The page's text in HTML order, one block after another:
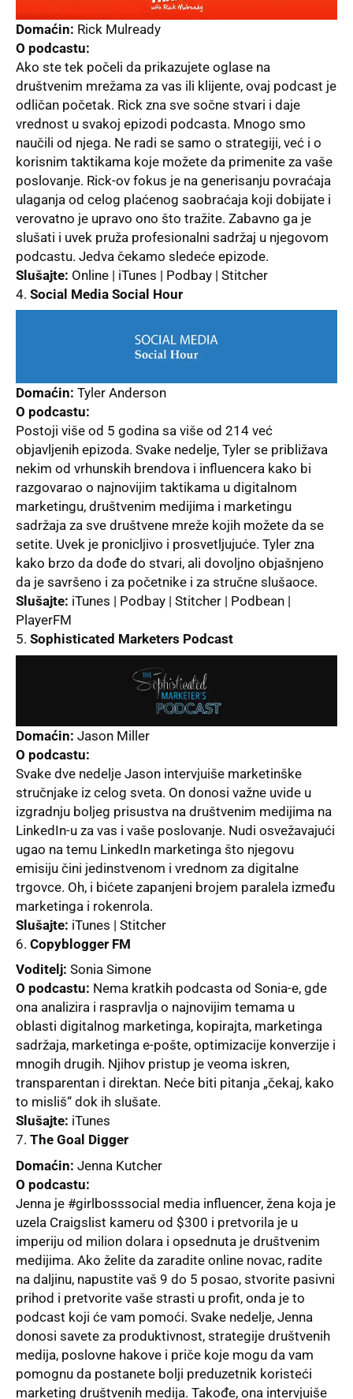
Domaćin: Rick Mulready
O podcastu:
Ako ste tek počeli da prikazujete oglase na
društvenim mrežama za vas ili klijente, ovaj podcast je
odličan početak. Rick zna sve sočne stvari i daje
vrednost u svakoj epizodi podcasta. Mnogo smo
naučili od njega. Ne radi se samo o strategiji, već i o
korisnim taktikama koje možete da primenite za vaše
poslovanje. Rick-ov fokus je na generisanju povraćaja
ulaganja od celog plaćenog saobraćaja koji dobijate i
verovatno je upravo ono što tražite. Zabavno ga je
slušati i uvek pruža profesionalni sadržaj u njegovom
podcastu. Jedva čekamo sledeće epizode.
Slušajte: Online | iTunes | Podbay | Stitcher
Social Media Social Hour
Domaćin: Tyler Anderson
O podcastu:
Postoji više od 5 godina sa više od 214 već
objavlјenih epizoda. Svake nedelјe, Tyler se približava
nekim od vrhunskih brendova i influencera kako bi
razgovarao o najnovijim taktikama u digitalnom
marketingu, društvenim medijima i marketingu
sadržaja za sve društvene mreže kojih možete da se
setite. Uvek je proniclјivo i prosvetlјujuće. Tyler zna
kako brzo da dođe do stvari, ali dovolјno objašnjeno
da je savršeno i za početnike i za stručne slušaoce.
Slušajte: iTunes | Podbay | Stitcher | Podbean |
PlayerFM
Sophisticated Marketers Podcast
Domaćin: Jason Miller
O podcastu:
Svake dve nedelјe Jason intervjuiše marketinške
stručnjake iz celog sveta. On donosi važne uvide u
izgradnju bolјeg prisustva na društvenim medijima na
LinkedIn-u za vas i vaše poslovanje. Nudi osvežavajući
ugao na temu LinkedIn marketinga što njegovu
emisiju čini jedinstvenom i vrednom za digitalne
trgovce. Oh, i bićete zapanjeni brojem paralela između
marketinga i rokenrola.
Slušajte: iTunes | Stitcher
Copyblogger FM
Voditelј: Sonia Simone
O podcastu: Nema kratkih podcasta od Sonia-e, gde
ona analizira i raspravlјa o najnovijim temama u
oblasti digitalnog marketinga, kopirajta, marketinga
sadržaja, marketinga e-pošte, optimizacije konverzije i
mnogih drugih. Nјihov pristup je veoma iskren,
transparentan i direktan. Neće biti pitanja „čekaj, kako
to misliš“ dok ih slušate.
Slušajte: iTunes
The Goal Digger
Domaćin: Jenna Kutcher
O podcastu:
Jenna je #girlbosssocial media influencer, žena koja je
uzela Craigslist kameru od $300 i pretvorila je u
imperiju od milion dolara i opsednuta je društvenim
medijima. Ako želite da zaradite online novac, radite
na dalјinu, napustite vaš 9 do 5 posao, stvorite pasivni
prihod i pretvorite vaše strasti u profit, onda je to
podcast koji će vam pomoći. Svake nedelјe, Jenna
donosi savete za produktivnost, strategije društvenih
medija, poslovne hakove i priče koje mogu da vam
pomognu da postanete bolјi preduzetnik koristeći
marketing društvenih medija. Takođe, ona intervjuiše